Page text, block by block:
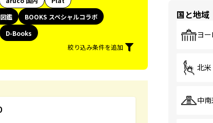
鑑
BOOKS スペシャルコラボ
D-Books
絞り込み条件を追加
国と地域
ヨ
北米
中南